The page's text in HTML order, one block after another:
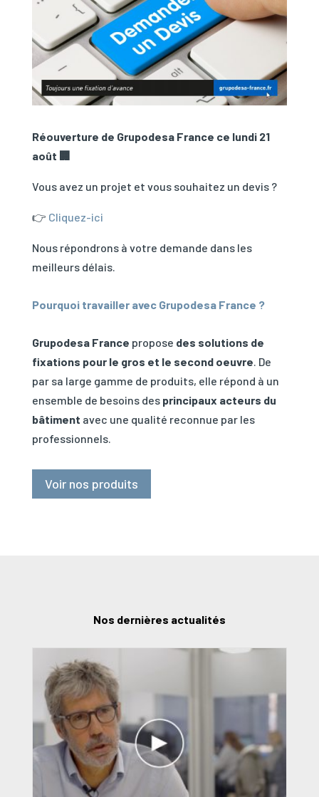
Réouverture de Grupodesa France ce lundi 21
août 🏢
Vous avez un projet et vous souhaitez un devis ?
👉 Cliquez-ici
Nous répondrons à votre demande dans les
meilleurs délais.
Pourquoi travailler avec Grupodesa France ?
Grupodesa France propose des solutions de
fixations pour le gros et le second oeuvre . De
par sa large gamme de produits, elle répond à un
ensemble de besoins des principaux acteurs du
bâtiment avec une qualité reconnue par les
professionnels.
Voir nos produits
Nos dernières actualités